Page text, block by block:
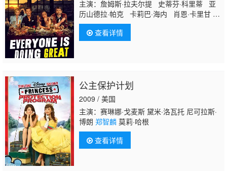
主演：詹姆斯·拉夫尔提 史蒂芬·科里蒂 亚
历山德拉·帕克 卡莉巴·海内 肖恩·卡里甘
卡丽莎·斯特普尔斯 阿帕娜·布雷尔 Tom
Fugedi郑智麟
恩·格林伯格 杰西卡·麦克娜美 瑞斯·维克菲
查看详情
公主保护计划
2009 / 美国
主演：赛琳娜·戈麦斯 黛米·洛瓦托 尼可拉斯·
博朗 郑智麟莫莉·哈根
查看详情